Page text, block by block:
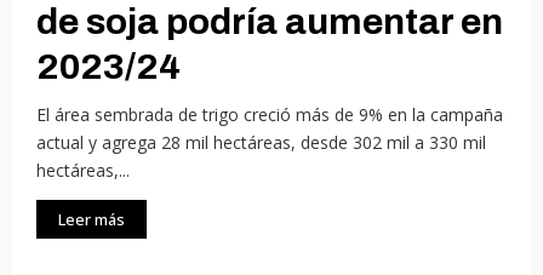
de soja podría aumentar en
2023/24
El área sembrada de trigo creció más de 9% en la campaña
actual y agrega 28 mil hectáreas, desde 302 mil a 330 mil
hectáreas,...
Leer más